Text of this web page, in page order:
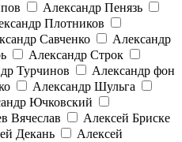
Александр Пенязь
Плотников
Савченко
Александр
Александр Строк
Турчинов
Александр фон
Александр Шульга
Ючковский
Вячеслав
Алексей Бриске
Декань
Алексей